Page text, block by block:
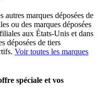
marques déposées de
ou des marques déposées
aux États-Unis et dans
déposées de tiers
Voir toutes les marques
spéciale et vos